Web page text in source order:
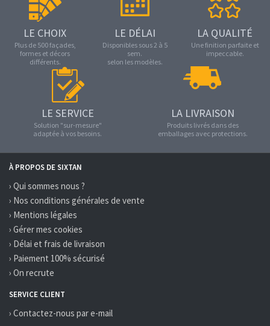
LE CHOIX
Plus de 500 façades,
formes et décors
différents.
LE DÉLAI
Disponibles sous 2 à 5
sem.
selon les modèles.
LA QUALITÉ
Une finition parfaite et
impeccable.
LE SERVICE
Solution "sur-mesure"
adaptée à vos besoins.
LA LIVRAISON
Produits livrés dans des
emballages avec protections.
À PROPOS DE SIXTAN
› Qui sommes nous ?
› Nos conditions générales de vente
› Mentions légales
› Gérer mes cookies
› Délai et frais de livraison
› Paiement 100% sécurisé
› On recrute
SERVICE CLIENT
› Contactez-nous par e-mail